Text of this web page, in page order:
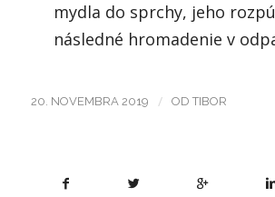
mydla do sprchy, jeho
následné hromadenie v
20. NOVEMBRA 2019 / OD TIBOR